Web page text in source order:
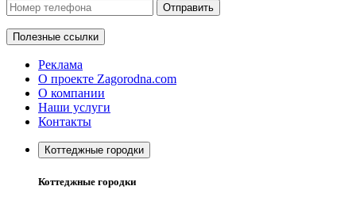
Отправить
Полезные ссылки
Реклама
О проекте Zagorodna.com
О компании
Наши услуги
Контакты
Коттеджные городки
Коттеджные городки